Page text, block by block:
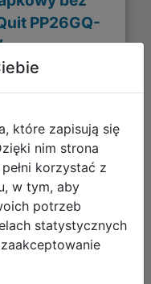
PP26GQ-
które zapisują się
nim strona
korzystać z
w tym, aby
potrzeb
statystycznych